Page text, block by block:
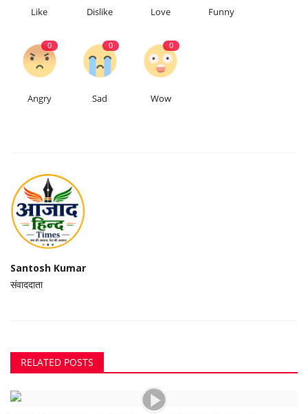
Like Dislike Love Funny
0
Angry
0
Sad
0
Wow
Santosh Kumar
संवाददाता
RELATED POSTS